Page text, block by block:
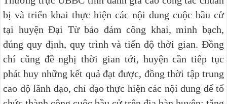
bị và triển khai thực hiện các nội dung cuộc bầu cử
tại huyện Đại Từ bảo đảm công khai, minh bạch,
đúng quy định, quy trình và tiến độ thời gian. Đồng
chí cũng đề nghị thời gian tới, huyện cần tiếp tục
phát huy những kết quả đạt được, đồng thời tập trung
cao độ lãnh đạo, chỉ đạo thực hiện các nội dung để tổ